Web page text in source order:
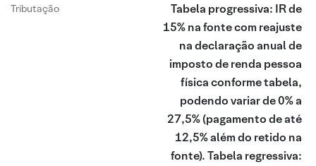
Tributação
Tabela progressiva: IR de
15% na fonte com reajuste
na declaração anual de
imposto de renda pessoa
física conforme tabela,
podendo variar de 0% a
27,5% (pagamento de até
12,5% além do retido na
fonte). Tabela regressiva: